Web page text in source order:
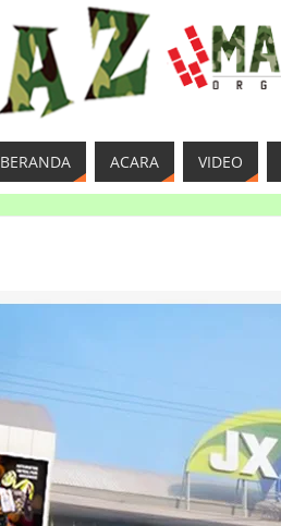
BERANDA ACARA VIDEO